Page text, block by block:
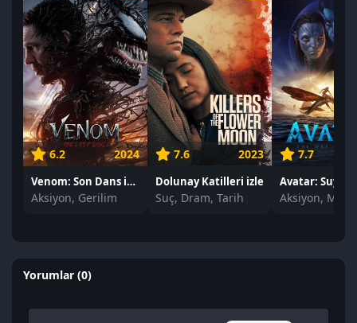
6.2 2024
Venom: Son Dans izle
Aksiyon, Gerilim
7.6 2023
Dolunay Katilleri izle
Suç, Dram, Tarih
7.7
Yorumlar (0)